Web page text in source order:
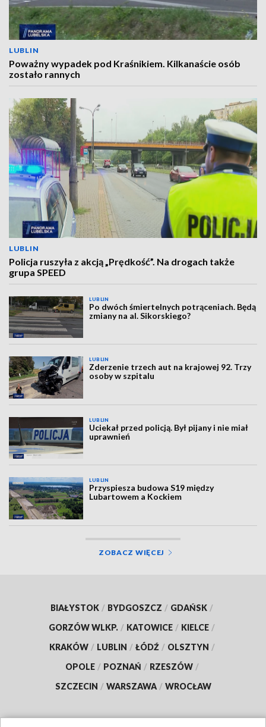
LUBLIN
Poważny wypadek pod Kraśnikiem. Kilkanaście osób
zostało rannych
LUBLIN
Policja ruszyła z akcją „Prędkość”. Na drogach także
grupa SPEED
LUBLIN
Po dwóch śmiertelnych potrąceniach. Będą
zmiany na al. Sikorskiego?
LUBLIN
Zderzenie trzech aut na krajowej 92. Trzy
osoby w szpitalu
LUBLIN
Uciekał przed policją. Był pijany i nie miał
uprawnień
LUBLIN
Przyspiesza budowa S19 między
Lubartowem a Kockiem
ZOBACZ WIĘCEJ
BIAŁYSTOK / BYDGOSZCZ / GDAŃSK /
GORZÓW WLKP. / KATOWICE / KIELCE /
KRAKÓW / LUBLIN / ŁÓDŹ / OLSZTYN /
OPOLE / POZNAŃ / RZESZÓW /
SZCZECIN / WARSZAWA / WROCŁAW